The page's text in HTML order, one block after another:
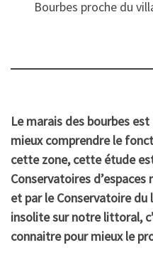
Bourbes proche du
Le marais des bourbes
mieux comprendre le
cette zone, cette étude
Conservatoires
et par le Conservatoire
insolite sur notre littoral,
connaitre pour mieux le